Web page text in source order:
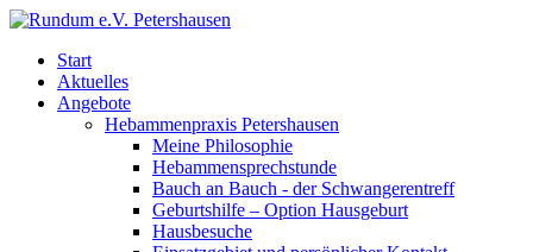
Start
Aktuelles
Angebote
Hebammenpraxis Petershausen
Meine Philosophie
Hebammensprechstunde
Bauch an Bauch - der Schwangerentreff
Geburtshilfe – Option Hausgeburt
Hausbesuche